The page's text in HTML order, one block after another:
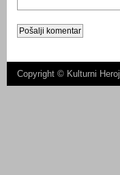
Copyright © Kulturni Heroj